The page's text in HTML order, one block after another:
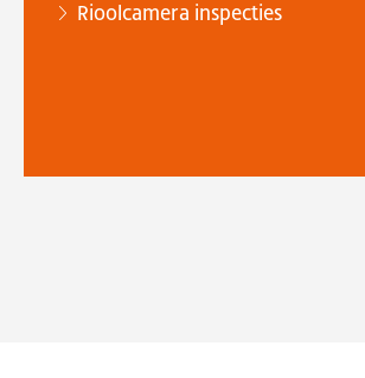
Rioolcamera inspecties